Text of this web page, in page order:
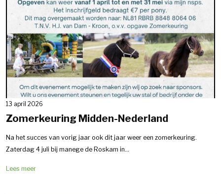
13 april 2026
Zomerkeuring Midden-Nederland
Na het succes van vorig jaar ook dit jaar weer een zomerkeuring.
Zaterdag 4 juli bij manege de Roskam in...
Lees meer